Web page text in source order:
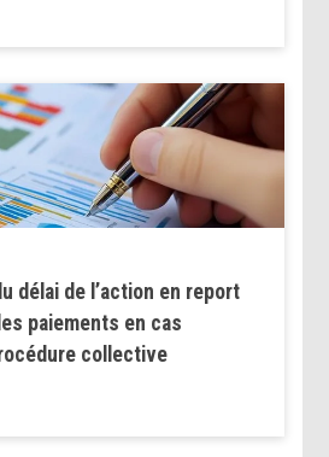
délai de l’action en report
paiements en cas
collective